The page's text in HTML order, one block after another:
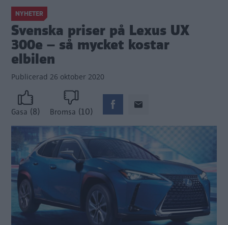
NYHETER
Svenska priser på Lexus UX
300e – så mycket kostar
elbilen
Publicerad 26 oktober 2020
Gasa (8) Bromsa (10)